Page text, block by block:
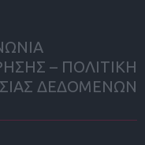
– ΠΟΛΙΤΙΚΗ
ΔΕΔΟΜΕΝΩΝ